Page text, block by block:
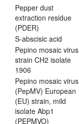
Pepper dust
extraction residue
(PDER)
S-abscisic acid
Pepino mosaic virus
strain CH2 isolate
1906
Pepino mosaic virus
(PepMV) European
(EU) strain, mild
isolate Abp1
(PEPMVO)